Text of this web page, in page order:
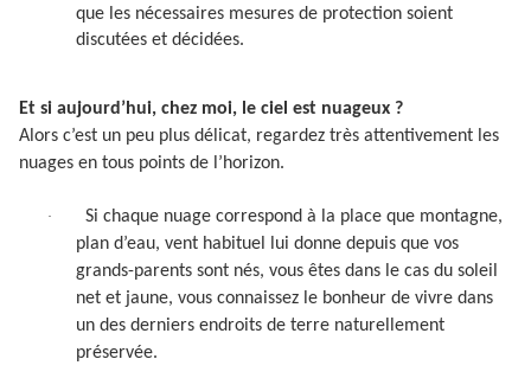
que les nécessaires mesures de protection soient
discutées et décidées.
Et si aujourd’hui, chez moi, le ciel est nuageux ?
Alors c’est un peu plus délicat, regardez très attentivement les
nuages en tous points de l’horizon.
·
Si chaque nuage correspond à la place que montagne,
plan d’eau, vent habituel lui donne depuis que vos
grands-parents sont nés, vous êtes dans le cas du soleil
net et jaune, vous connaissez le bonheur de vivre dans
un des derniers endroits de terre naturellement
préservée.